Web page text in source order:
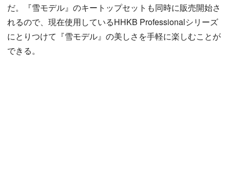
だ。『雪モデル』のキートップセットも同時に販売開始さ
れるので、現在使用しているHHKB Professionalシリーズ
にとりつけて『雪モデル』の美しさを手軽に楽しむことが
できる。